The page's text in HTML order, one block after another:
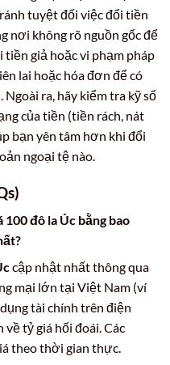
tuyệt đối việc đổi tiền
nơi không rõ nguồn gốc để
giả hoặc vi phạm pháp
lai hoặc hóa đơn để có
Ngoài ra, hãy kiểm tra kỹ số
của tiền (tiền rách, nát
bạn yên tâm hơn khi đổi
ngoại tệ nào.
100 đô la Úc bằng bao
cập nhật nhất thông qua
mại lớn tại Việt Nam (ví
tài chính trên điện
về tỷ giá hối đoái. Các
theo thời gian thực.